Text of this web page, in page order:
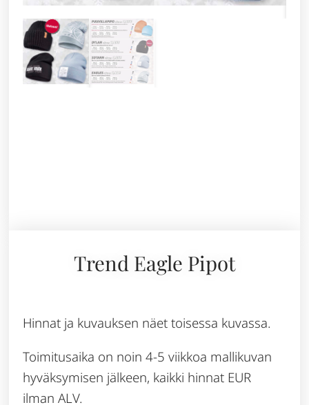
Trend Eagle Pipot
Hinnat ja kuvauksen näet toisessa kuvassa.
Toimitusaika on noin 4-5 viikkoa mallikuvan
hyväksymisen jälkeen, kaikki hinnat EUR
ilman ALV.